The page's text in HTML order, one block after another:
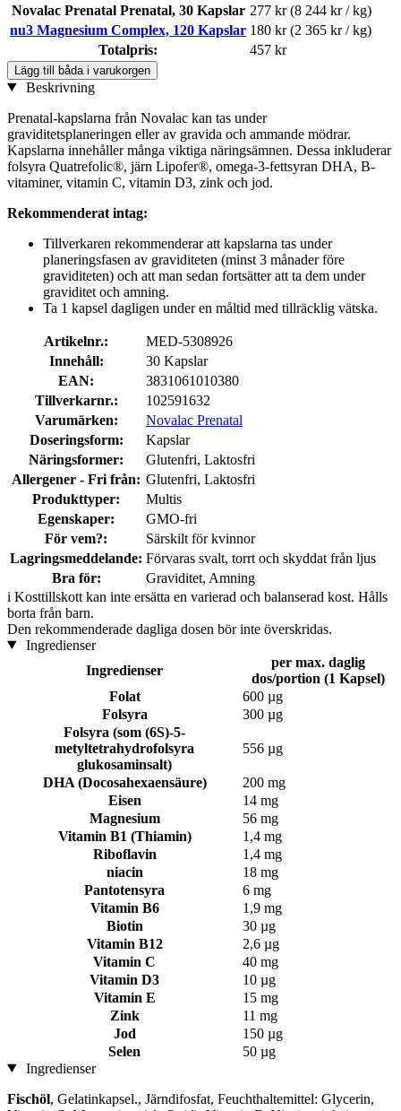
Novalac Prenatal Prenatal, 30 Kapslar 277 kr (8 244 kr / kg)
nu3 Magnesium Complex, 120 Kapslar 180 kr (2 365 kr / kg)
Totalpris:
457 kr
Lägg till båda i varukorgen
Beskrivning
Prenatal-kapslarna från Novalac kan tas under
graviditetsplaneringen eller av gravida och ammande mödrar.
Kapslarna innehåller många viktiga näringsämnen. Dessa inkluderar
folsyra Quatrefolic®, järn Lipofer®, omega-3-fettsyran DHA, B-
vitaminer, vitamin C, vitamin D3, zink och jod.
Rekommenderat intag:
Tillverkaren rekommenderar att kapslarna tas under
planeringsfasen av graviditeten (minst 3 månader före
graviditeten) och att man sedan fortsätter att ta dem under
graviditet och amning.
Ta 1 kapsel dagligen under en måltid med tillräcklig vätska.
Artikelnr.:
MED-5308926
Innehåll:
30 Kapslar
EAN:
3831061010380
Tillverkarnr.:
102591632
Varumärken:
Novalac Prenatal
Doseringsform:
Kapslar
Näringsformer:
Glutenfri, Laktosfri
Allergener - Fri från: Glutenfri, Laktosfri
Produkttyper:
Multis
Egenskaper:
GMO-fri
För vem?:
Särskilt för kvinnor
Lagringsmeddelande: Förvaras svalt, torrt och skyddat från ljus
Bra för:
Graviditet, Amning
i Kosttillskott kan inte ersätta en varierad och balanserad kost. Hålls
borta från barn.
Den rekommenderade dagliga dosen bör inte överskridas.
Ingredienser
Ingredienser
per max. daglig
dos/portion (1 Kapsel)
Folat
600 µg
Folsyra
300 µg
Folsyra (som (6S)-5-
metyltetrahydrofolsyra
glukosaminsalt)
556 µg
DHA (Docosahexaensäure)
200 mg
Eisen
14 mg
Magnesium
56 mg
Vitamin B1 (Thiamin)
1,4 mg
Riboflavin
1,4 mg
niacin
18 mg
Pantotensyra
6 mg
Vitamin B6
1,9 mg
Biotin
30 µg
Vitamin B12
2,6 µg
Vitamin C
40 mg
Vitamin D3
10 µg
Vitamin E
15 mg
Zink
11 mg
Jod
150 µg
Selen
50 µg
Ingredienser
Fischöl, Gelatinkapsel., Järndifosfat, Feuchthaltemittel: Glycerin,